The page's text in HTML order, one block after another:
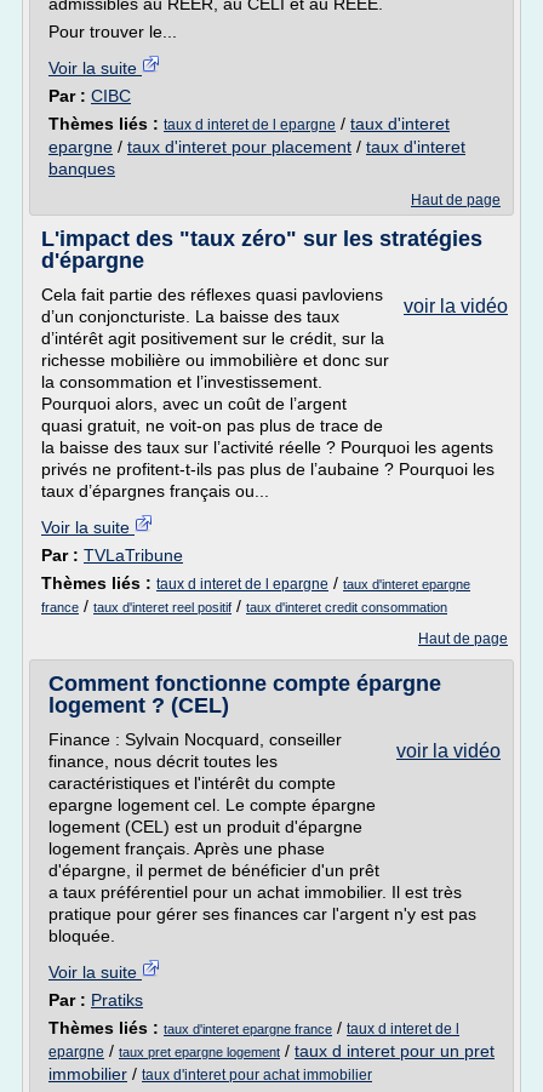
Pour trouver le...
Voir la suite
Par : CIBC
Thèmes liés : taux d interet de l epargne / taux d'interet
epargne / taux d'interet pour placement / taux d'interet
banques
Haut de page
L'impact des "taux zéro" sur les stratégies
d'épargne
voir la vidéo
Cela fait partie des réflexes quasi pavloviens
d’un conjoncturiste. La baisse des taux
d’intérêt agit positivement sur le crédit, sur la
richesse mobilière ou immobilière et donc sur
la consommation et l’investissement.
Pourquoi alors, avec un coût de l’argent
quasi gratuit, ne voit-on pas plus de trace de
la baisse des taux sur l’activité réelle ? Pourquoi les agents
privés ne profitent-t-ils pas plus de l’aubaine ? Pourquoi les
taux d’épargnes français ou...
Voir la suite
Par : TVLaTribune
Thèmes liés : taux d interet de l epargne / taux d'interet epargne
france / taux d'interet reel positif / taux d'interet credit consommation
Haut de page
Comment fonctionne compte épargne
logement ? (CEL)
voir la vidéo
Finance : Sylvain Nocquard, conseiller
finance, nous décrit toutes les
caractéristiques et l'intérêt du compte
epargne logement cel. Le compte épargne
logement (CEL) est un produit d'épargne
logement français. Après une phase
d'épargne, il permet de bénéficier d'un prêt
a taux préférentiel pour un achat immobilier. Il est très
pratique pour gérer ses finances car l'argent n'y est pas
bloquée.
Voir la suite
Par : Pratiks
Thèmes liés : taux d'interet epargne france / taux d interet de l
epargne / taux pret epargne logement / taux d interet pour un pret
immobilier / taux d'interet pour achat immobilier